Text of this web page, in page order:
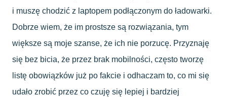
i muszę chodzić z laptopem podłączonym do ładowarki.
Dobrze wiem, że im prostsze są rozwiązania, tym
większe są moje szanse, że ich nie porzucę. Przyznaję
się bez bicia, że przez brak mobilności, często tworzę
listę obowiązków już po fakcie i odhaczam to, co mi się
udało zrobić przez co czuję się lepiej i bardziej